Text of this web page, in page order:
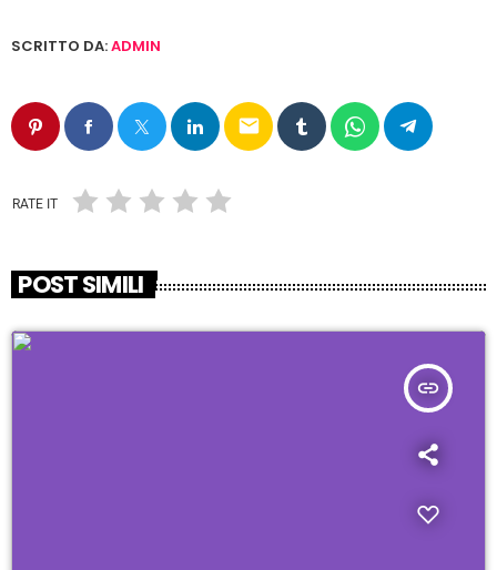
SCRITTO DA:ADMIN
email
RATE IT
POST SIMILI
insert_link